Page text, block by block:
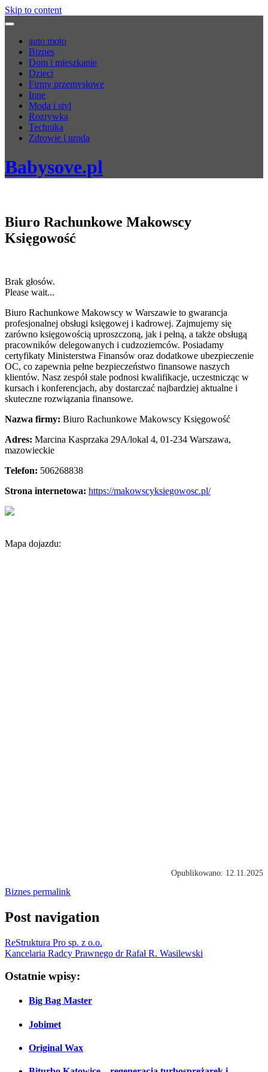
Skip to content
auto moto
Biznes
Dom i mieszkanie
Dzieci
Firmy przemysłowe
Inne
Moda i styl
Rozrywka
Technika
Zdrowie i uroda
Babysove.pl
Biuro Rachunkowe Makowscy
Księgowość
Brak głosów.
Please wait...
Biuro Rachunkowe Makowscy w Warszawie to gwarancja
profesjonalnej obsługi księgowej i kadrowej. Zajmujemy się
zarówno księgowością uproszczoną, jak i pełną, a także obsługą
pracowników delegowanych i cudzoziemców. Posiadamy
certyfikaty Ministerstwa Finansów oraz dodatkowe ubezpieczenie
OC, co zapewnia pełne bezpieczeństwo finansowe naszych
klientów. Nasz zespół stale podnosi kwalifikacje, uczestnicząc w
kursach i konferencjach, aby dostarczać najbardziej aktualne i
skuteczne rozwiązania finansowe.
Nazwa firmy: Biuro Rachunkowe Makowscy Księgowość
Adres: Marcina Kasprzaka 29A/lokal 4, 01-234 Warszawa,
mazowieckie
Telefon: 506268838
Strona internetowa: https://makowscyksiegowosc.pl/
Mapa dojazdu:
Opublikowano: 12.11.2025
Biznes permalink
Post navigation
ReStruktura Pro sp. z o.o.
Kancelaria Radcy Prawnego dr Rafał R. Wasilewski
Ostatnie wpisy:
Big Bag Master
Jobimet
Original Wax